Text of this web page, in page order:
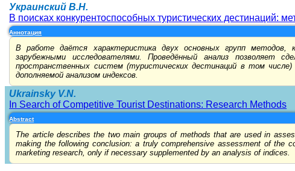
Украинский В.Н.
В поисках конкурентоспособных туристических дестинаций:
Аннотация
В работе даётся характеристика двух основных групп методов,
зарубежными исследователями. Проведённый анализ позволяет
пространственных систем (туристических дестинаций в том
дополняемой анализом индексов.
Ukrainsky V.N.
In Search of Competitive Tourist Destinations: Research Methods
Abstract
The article describes the two main groups of methods that are used in
making the following conclusion: a truly comprehensive assessment of the
marketing research, only if necessary supplemented by an analysis of indices.